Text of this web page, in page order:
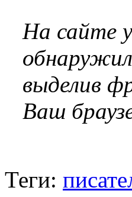
На сайте
выделив
Ваш
Теги: